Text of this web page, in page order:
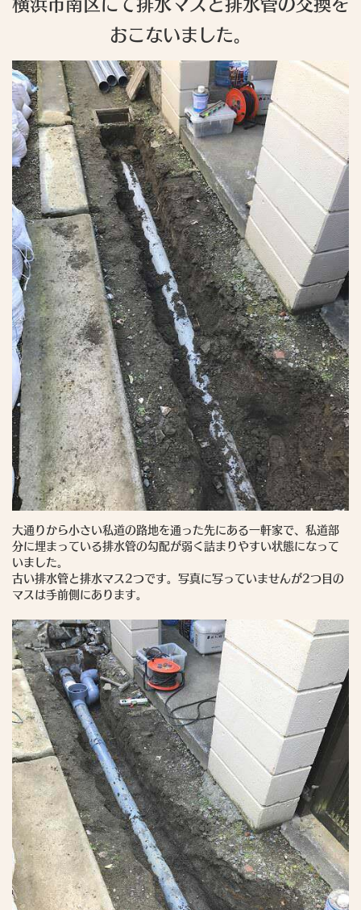
横浜市南区にて排水マスと排水管の交換を
おこないました。
大通りから小さい私道の路地を通った先にある一軒家で、私道部
分に埋まっている排水管の勾配が弱く詰まりやすい状態になって
いました。
古い排水管と排水マス2つです。写真に写っていませんが2つ目の
マスは手前側にあります。